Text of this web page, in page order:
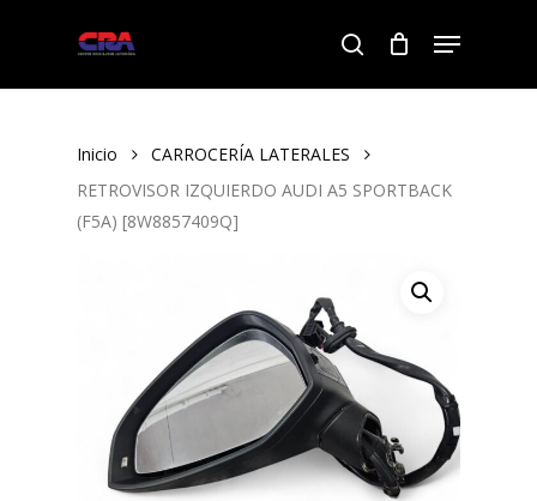
search
Menu
Inicio
CARROCERÍA LATERALES
RETROVISOR IZQUIERDO AUDI A5 SPORTBACK
(F5A) [8W8857409Q]